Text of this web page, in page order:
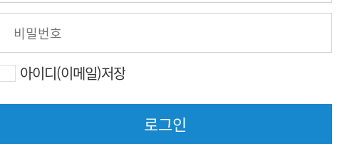
아이디(이메일)저장